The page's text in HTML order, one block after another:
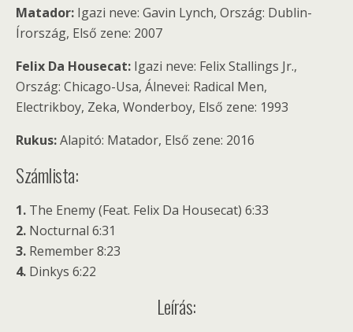
Matador: Igazi neve: Gavin Lynch, Ország: Dublin-
Írország, Első zene: 2007
Felix Da Housecat: Igazi neve: Felix Stallings Jr.,
Ország: Chicago-Usa, Álnevei: Radical Men,
Electrikboy, Zeka, Wonderboy, Első zene: 1993
Rukus:Alapitó: Matador, Első zene: 2016
Számlista:
1. The Enemy (Feat. Felix Da Housecat) 6:33
2. Nocturnal 6:31
3. Remember 8:23
4. Dinkys 6:22
Leírás: